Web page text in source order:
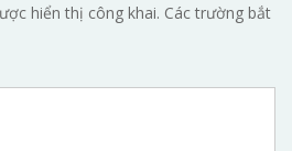
hiển thị công khai. Các trường bắt